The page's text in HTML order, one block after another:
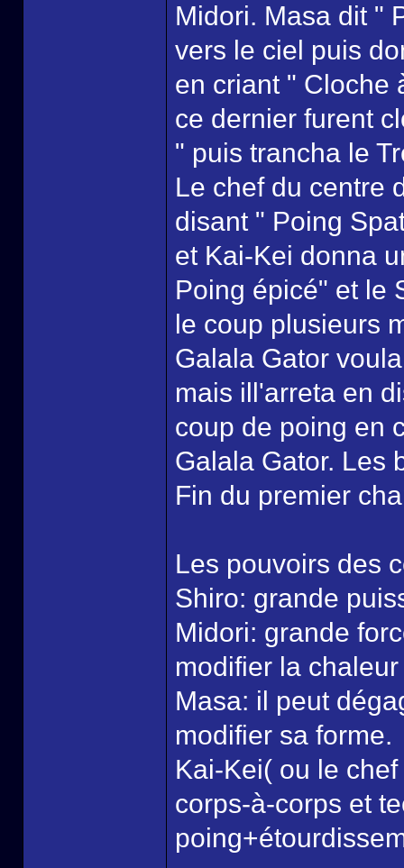
Midori. Masa dit "
vers le ciel puis
en criant " Cloche
ce dernier furent
" puis trancha le
Le chef du centre
disant " Poing
et Kai-Kei donna
Poing épicé" et le
le coup plusieurs
Galala Gator
mais ill'arreta en
coup de poing en
Galala Gator. Les
Fin du premier
Les pouvoirs des
Shiro: grande
Midori: grande
modifier la
Masa: il peut
modifier sa forme.
Kai-Kei( ou le
corps-à-corps et